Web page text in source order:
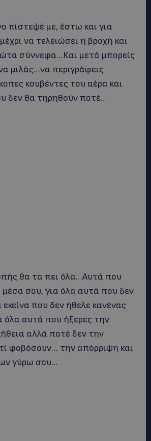
πίστεψέ με, έστω και για
να τελειώσει η βροχή και
σύννεφα…Και μετά μπορείς
μιλάς…να περιγράφεις
κουβέντες του αέρα και
δεν θα τηρηθούν ποτέ…
θα τα πει όλα…Αυτά που
μέσα σου, για όλα αυτά που δεν
εκείνα που δεν ήθελε κανένας
όλα αυτά που ήξερες την
αλλά ποτέ δεν την
φοβόσουν… την απόρριψη και
γύρω σου…